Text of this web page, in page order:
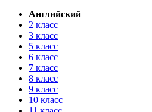
Английский
2 класс
3 класс
5 класс
6 класс
7 класс
8 класс
9 класс
10 класс